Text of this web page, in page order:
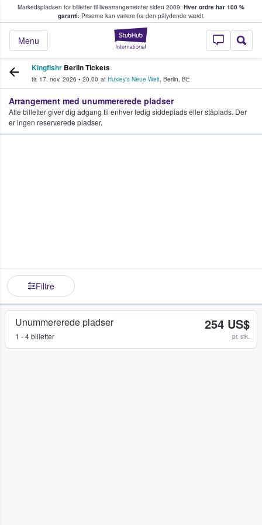
Markedspladsen for billetter til livearrangementer siden 2009. Hver ordre har 100 %
garanti.Priserne kan variere fra den pålydende værdi.
StubHub - Hvor
Menu
køber og sælger billetter
Kingfishr Berlin Tickets
tir. 17. nov. 2026 • 20.00 at Huxley's Neue Welt, Berlin, BE
Arrangement med unummererede pladser
Alle billetter giver dig adgang til enhver ledig siddeplads eller ståplads. Der
er ingen reserverede pladser.
Filtre
Unummererede pladser
1 - 4 billetter
254 US$
pr. stk.